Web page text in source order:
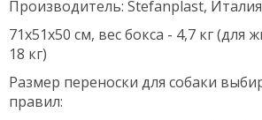
Производитель: Stefanplast,
71х51х50 см, вес бокса - 4,7 кг (для
18 кг)
Размер переноски для собаки
правил: